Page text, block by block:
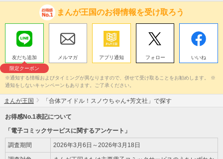
まんが王国のお得情報を受け取ろう
友だち追加
限定クーポン
メルマガ アプリ通知 フォロー いいね
※通知する情報およびタイミングが異なりますので、併せて受け取ることをお勧めします。 ※
通知をしないキャンペーンもあります。ご了承ください。
まんが王国 「合体アイドル！スノウちゃん+芳文社」で探す
お得感No.1表記について
「電子コミックサービスに関するアンケート」
調査期間 2026年3月6日～2026年3月18日